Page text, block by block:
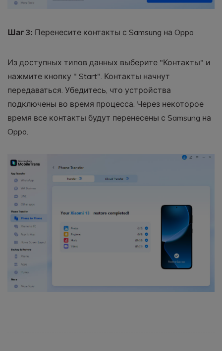
Шаг 3: Перенесите контакты с Samsung на Oppo
Из доступных типов данных выберите "Контакты" и
нажмите кнопку " Start". Контакты начнут
передаваться. Убедитесь, что устройства
подключены во время процесса. Через некоторое
время все контакты будут перенесены с Samsung на
Oppo.